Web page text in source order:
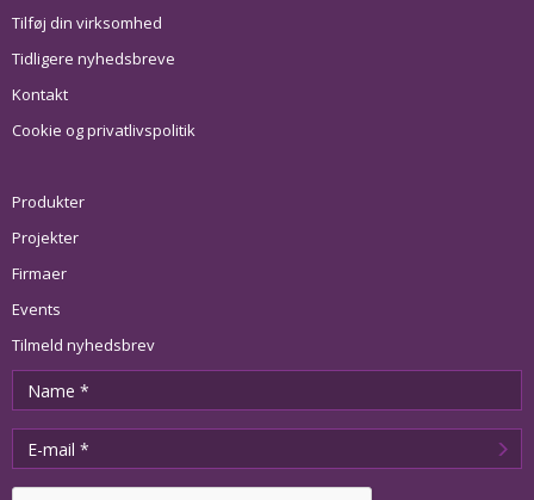
Tilføj din virksomhed
Tidligere nyhedsbreve
Kontakt
Cookie og privatlivspolitik
Produkter
Projekter
Firmaer
Events
Tilmeld nyhedsbrev